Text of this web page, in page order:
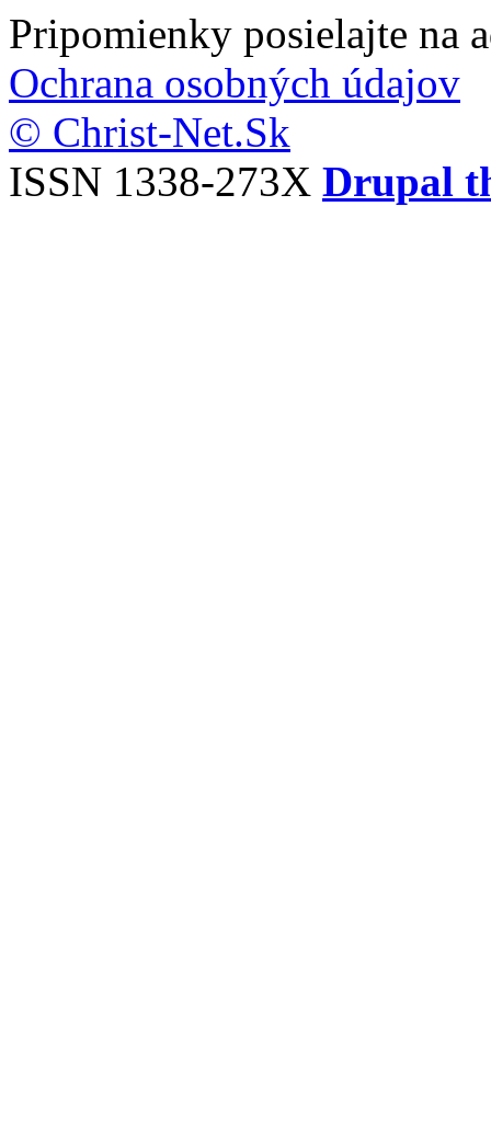
Pripomienky posielajte na
Ochrana osobných údajov
© Christ-Net.Sk
ISSN 1338-273X Drupal